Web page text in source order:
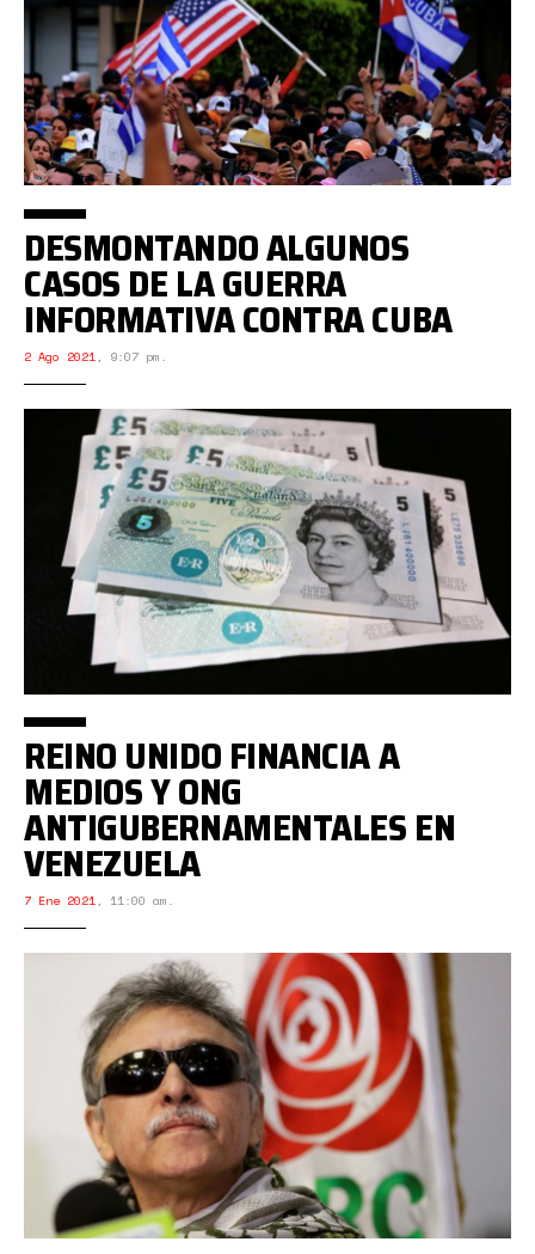
DESMONTANDO ALGUNOS
CASOS DE LA GUERRA
INFORMATIVA CONTRA CUBA
2 Ago 2021, 9:07 pm.
REINO UNIDO FINANCIA A
MEDIOS Y ONG
ANTIGUBERNAMENTALES EN
VENEZUELA
7 Ene 2021, 11:00 am.